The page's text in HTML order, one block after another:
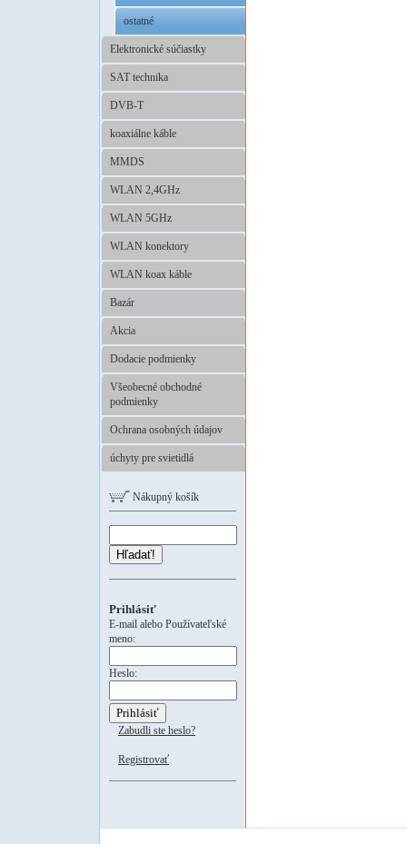
ostatné
Elektronické súčiastky
SAT technika
DVB-T
koaxiálne káble
MMDS
WLAN 2,4GHz
WLAN 5GHz
WLAN konektory
WLAN koax káble
Bazár
Akcia
Dodacie podmienky
Všeobecné obchodné
podmienky
Ochrana osobných údajov
úchyty pre svietidlá
Nákupný košík
Hľadať!
Prihlásiť
E-mail alebo Používateľské
meno:
Heslo:
Zabudli ste heslo?
Registrovať